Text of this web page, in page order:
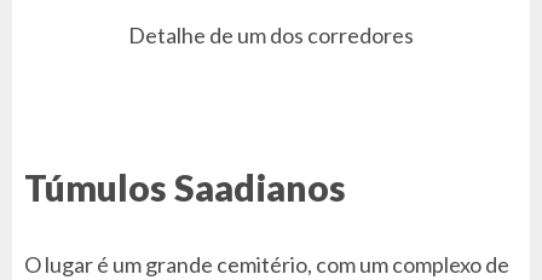
Detalhe de um dos corredores
Túmulos Saadianos
O lugar é um grande cemitério, com um complexo de